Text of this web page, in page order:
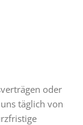
oder
täglich von